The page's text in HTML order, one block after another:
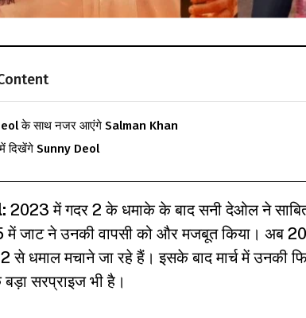
के साथ नजर आएंगे Salman Khan
में दिखेंगे Sunny Deol
2023 में गदर 2 के धमाके के बाद सनी देओल ने
जाट ने उनकी वापसी को और मजबूत किया। अब
2 से धमाल मचाने जा रहे हैं। इसके बाद मार्च में उनकी
सरप्राइज भी है।